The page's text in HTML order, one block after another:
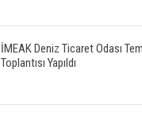
İMEAK Deniz Ticaret Odası
Toplantısı Yapıldı